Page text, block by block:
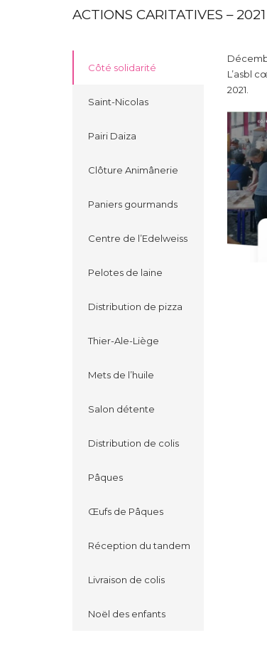
ACTIONS CARITATIVES – 2021
Côté solidarité
Saint-Nicolas
Pairi Daiza
Clôture Animânerie
Paniers gourmands
Centre de l’Edelweiss
Pelotes de laine
Distribution de pizza
Thier-Ale-Liège
Mets de l’huile
Salon détente
Distribution de colis
Pâques
Œufs de Pâques
Réception du tandem
Livraison de colis
Noël des enfants
L’asbl
2021.